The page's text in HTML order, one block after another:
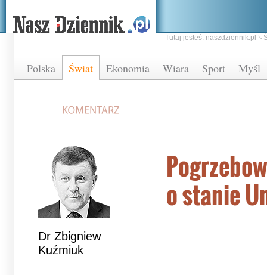
Polska Świat Ekonomia Wiara Sport Myśl
Tutaj jesteś: naszdziennik.pl
Dr Zbigniew
Kuźmiuk
o stanie